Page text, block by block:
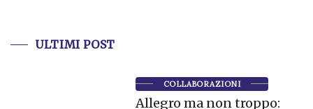
ULTIMI POST
COLLABORAZIONI
Allegro ma non troppo: